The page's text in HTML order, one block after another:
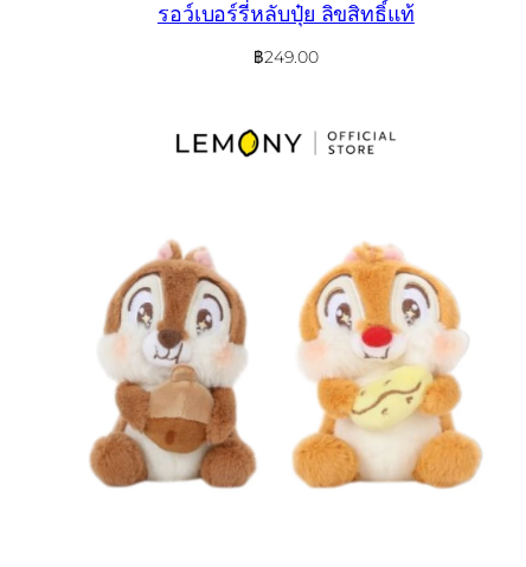
รอว์เบอร์รี่หลับปุ๋ย ลิขสิทธิ์แท้
฿249.00